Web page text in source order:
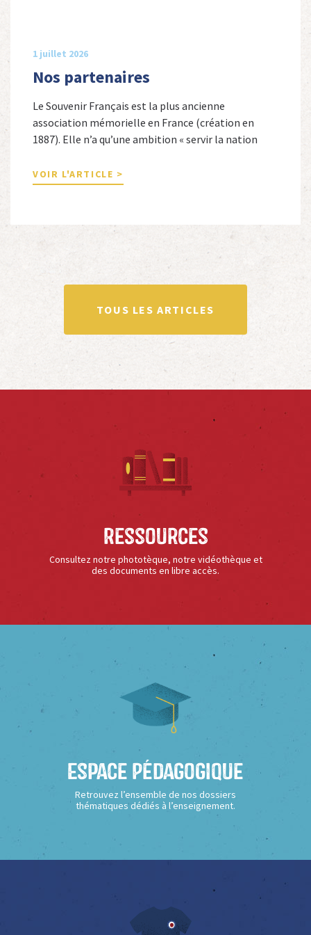
1 juillet 2026
Nos partenaires
Le Souvenir Français est la plus ancienne
association mémorielle en France (création en
1887). Elle n’a qu’une ambition « servir la nation
nationale de la France. Afin d’atteindre cet objectif,
Le Souvenir Français entretient des liens amicaux
totalité ou partiellement afin de faire vivre […]
VOIR L'ARTICLE >
TOUS LES ARTICLES
Ressources
Consultez notre phototèque, notre vidéothèque et
des documents en libre accès.
Espace Pédagogique
Retrouvez l’ensemble de nos dossiers
thématiques dédiés à l’enseignement.